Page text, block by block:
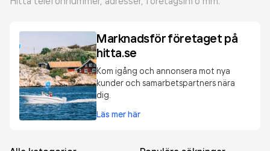
Marknadsför företaget på
hitta.se
Kom igång och annonsera mot nya
kunder och samarbetspartners nära
dig.
Läs mer här